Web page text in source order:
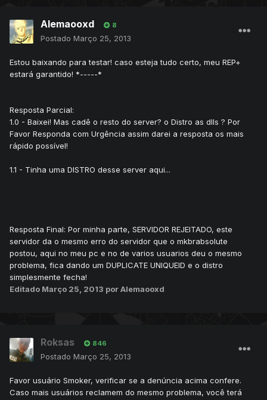
Alemaooxd 8
Postado Março 25, 2013
Estou baixando para testar! caso esteja tudo certo, meu REP+
estará garantido! *-----*
Resposta Parcial:
1.0 - Baixei! Mas cadê o resto do server? o Distro as dlls ? Por
Favor Responda com Urgência assim darei a resposta os mais
rápido possível!
1.1 - Tinha uma DISTRO desse server aqui...
Resposta Final: Por minha parte, SERVIDOR REJEITADO, este
servidor da o mesmo erro do servidor que o mkbrabsolute
postou, aqui no meu pc e no de varios usuarios deu o mesmo
problema, fica dando um DUPLICATE UNIQUEID e o distro
simplesmente fecha!
Editado Março 25, 2013 por Alemaooxd
Roksas 846
Postado Março 25, 2013
Favor usuário Smoker, verificar se a denúncia acima confere.
Caso mais usuários reclamem do mesmo problema, você terá